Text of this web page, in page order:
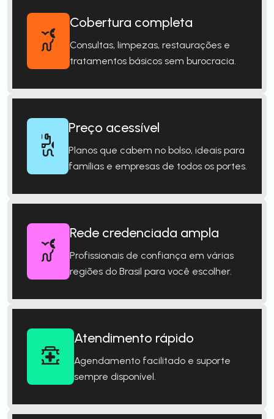
Cobertura completa
Consultas, limpezas, restaurações e
tratamentos básicos sem burocracia.
Preço acessível
Planos que cabem no bolso, ideais para
famílias e empresas de todos os portes.
Rede credenciada ampla
Profissionais de confiança em várias
regiões do Brasil para você escolher.
Atendimento rápido
Agendamento facilitado e suporte
sempre disponível.